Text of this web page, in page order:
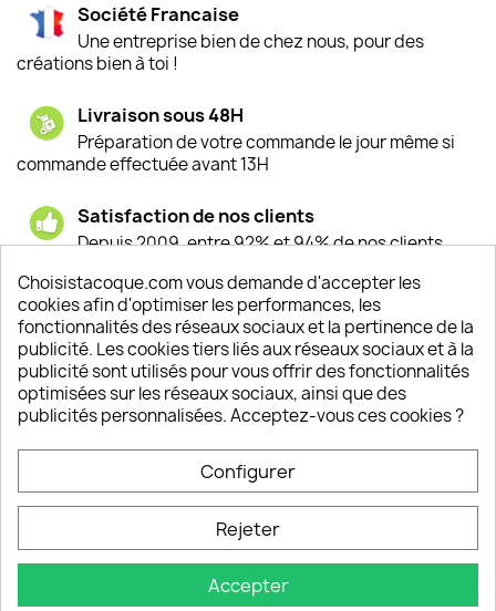
Société Francaise
Une entreprise bien de chez nous, pour des
créations bien à toi !
Livraison sous 48H
Préparation de votre commande le jour même si
commande effectuée avant 13H
Satisfaction de nos clients
Depuis 2009, entre 92% et 94% de nos clients
Un SAV à votre écoute
Notre SAV est disponible 6/7J de 10h à 18H
INFORMATIONS 
VOTRE COMPTE 
Choisistacoque.com vous demande d'accepter les
cookies afin d'optimiser les performances, les
fonctionnalités des réseaux sociaux et la pertinence de la
publicité. Les cookies tiers liés aux réseaux sociaux et à la
publicité sont utilisés pour vous offrir des fonctionnalités
optimisées sur les réseaux sociaux, ainsi que des
publicités personnalisées. Acceptez-vous ces cookies ?
Configurer
Rejeter
Accepter